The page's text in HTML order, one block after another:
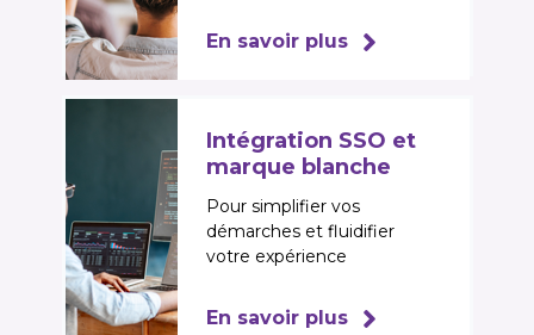
En savoir plus
Intégration SSO et
marque blanche
Pour simplifier vos
démarches et fluidifier
votre expérience
En savoir plus